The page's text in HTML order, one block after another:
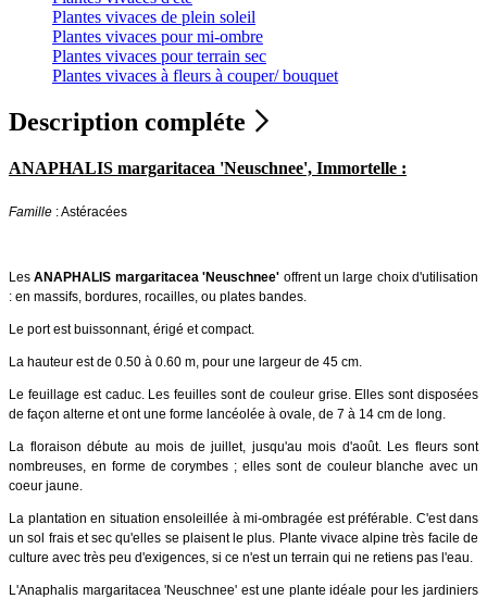
Plantes vivaces de plein soleil
Plantes vivaces pour mi-ombre
Plantes vivaces pour terrain sec
Plantes vivaces à fleurs à couper/ bouquet
Description compléte
ANAPHALIS margaritacea 'Neuschnee', Immortelle :
Famille : Astéracées
Les ANAPHALIS margaritacea 'Neuschnee' offrent un large choix d'utilisation
: en massifs, bordures, rocailles, ou plates bandes.
Le port est buissonnant, érigé et compact.
La hauteur est de 0.50 à 0.60 m, pour une largeur de 45 cm.
Le feuillage est caduc. Les feuilles sont de couleur grise. Elles sont disposées
de façon alterne et ont une forme lancéolée à ovale, de 7 à 14 cm de long.
La floraison débute au mois de juillet, jusqu'au mois d'août. Les fleurs sont
nombreuses, en forme de corymbes ; elles sont de couleur blanche avec un
coeur jaune.
La plantation en situation ensoleillée à mi-ombragée est préférable. C'est dans
un sol frais et sec qu'elles se plaisent le plus. Plante vivace alpine très facile de
culture avec très peu d'exigences, si ce n'est un terrain qui ne retiens pas l'eau.
L'Anaphalis margaritacea 'Neuschnee' est une plante idéale pour les jardiniers